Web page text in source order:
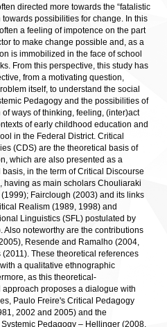
directed more towards the “fatalistic
towards possibilities for change. In this
a feeling of impotence on the part
to make change possible and, as a
is immobilized in the face of school
From this perspective, this study has
from a motivating question,
itself, to understand the social
Pedagogy and the possibilities of
ways of thinking, feeling, (inter)act
of early childhood education and
in the Federal District. Critical
(CDS) are the theoretical basis of
which are also presented as a
in the term of Critical Discourse
having as main scholars Chouliaraki
Fairclough (2003) and its links
Realism (1989, 1998) and
Linguistics (SFL) postulated by
Also noteworthy are the contributions
Resende and Ramalho (2004,
These theoretical references
a qualitative ethnographic
as this theoretical-
proposes a dialogue with
Paulo Freire's Critical Pedagogy
2002 and 2005) and the
Pedagogy – Hellinger (2008,